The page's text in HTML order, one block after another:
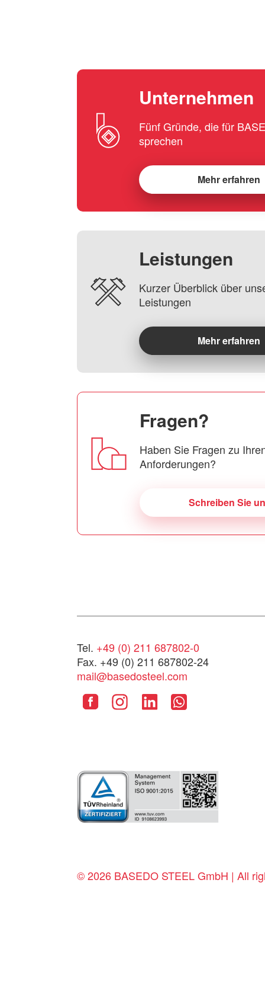
Unternehmen
Fünf Gründe, die für
sprechen
Mehr erfahren
Leistungen
Kurzer Überblick über
Leistungen
Mehr erfahren
Fragen?
Haben Sie Fragen zu
Anforderungen?
Schreiben Sie
Tel. +49 (0) 211 687802-0
Fax. +49 (0) 211 687802-24
mail@basedosteel.com
© 2026 BASEDO STEEL GmbH | All